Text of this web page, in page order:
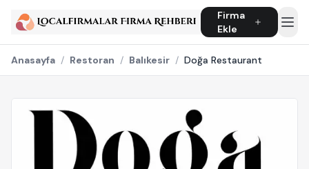
Firma
Ekle
Anasayfa / Restoran / Balıkesir / Doğa Restaurant